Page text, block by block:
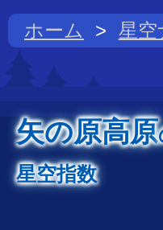
ホーム 星空
矢の原高原
星空指数